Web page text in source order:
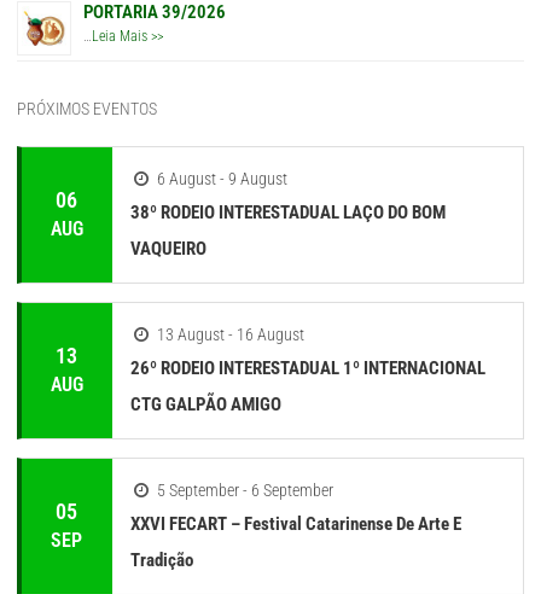
PORTARIA 39/2026
…Leia Mais >>
PRÓXIMOS EVENTOS
06
AUG
6 August - 9 August
38º RODEIO INTERESTADUAL LAÇO DO BOM
VAQUEIRO
13
AUG
13 August - 16 August
26º RODEIO INTERESTADUAL 1º INTERNACIONAL
CTG GALPÃO AMIGO
05
SEP
5 September - 6 September
XXVI FECART – Festival Catarinense De Arte E
Tradição